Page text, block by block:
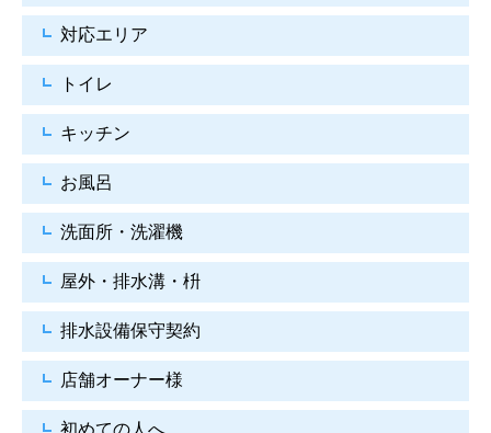
対応エリア
トイレ
キッチン
お風呂
洗面所・洗濯機
屋外・排水溝・枡
排水設備保守契約
店舗オーナー様
初めての人へ